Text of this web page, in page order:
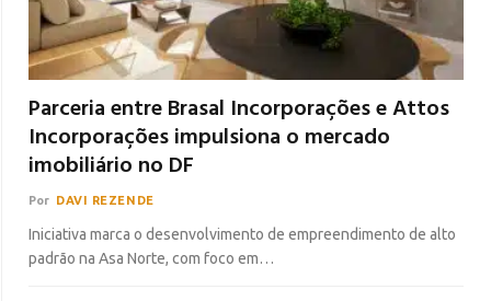
Parceria entre Brasal Incorporações e Attos
Incorporações impulsiona o mercado
imobiliário no DF
Por DAVI REZENDE
Iniciativa marca o desenvolvimento de empreendimento de alto
padrão na Asa Norte, com foco em…